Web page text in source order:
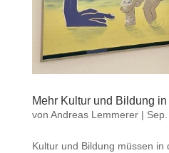
Mehr Kultur und Bildung
von Andreas Lemmerer|
Kultur und Bildung müssen in